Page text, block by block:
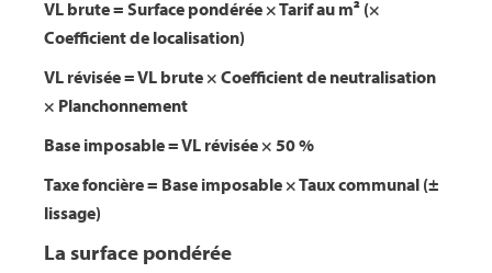
VL brute = Surface pondérée × Tarif au m² (×
Coefficient de localisation)
VL révisée = VL brute × Coefficient de neutralisation
× Planchonnement
Base imposable = VL révisée × 50 %
Taxe foncière = Base imposable × Taux communal (±
lissage)
La surface pondérée